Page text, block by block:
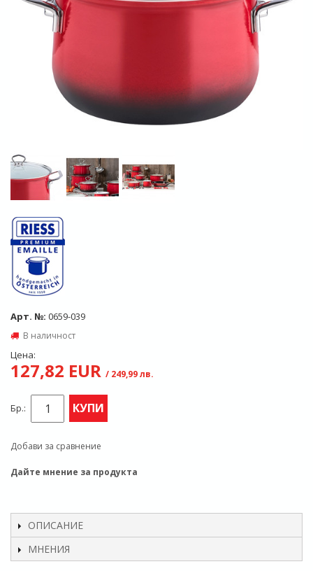
Арт. №: 0659-039
В наличност
Цена:
127,82 EUR / 249,99 лв.
Бр.: КУПИ
Добави за сравнение
Дайте мнение за продукта
ОПИСАНИЕ
МНЕНИЯ